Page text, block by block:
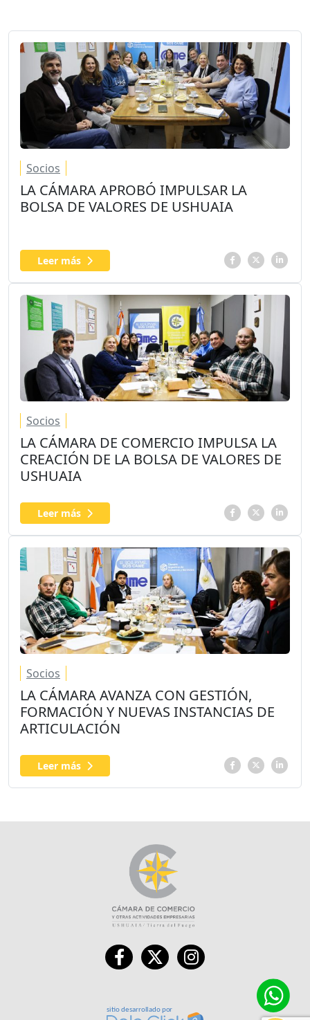
Socios
LA CÁMARA APROBÓ IMPULSAR LA
BOLSA DE VALORES DE USHUAIA
Leer más
Socios
LA CÁMARA DE COMERCIO IMPULSA LA
CREACIÓN DE LA BOLSA DE VALORES DE
USHUAIA
Leer más
Socios
LA CÁMARA AVANZA CON GESTIÓN,
FORMACIÓN Y NUEVAS INSTANCIAS DE
ARTICULACIÓN
Leer más